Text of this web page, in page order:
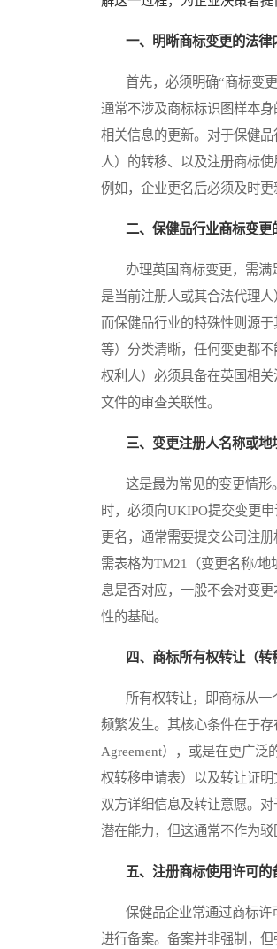
一、明晰商标变更的法律
首先，必须明确“商标变更
通常不涉及商标标识图样本
相关信息的更新。对于保健
人）的转移、以及注册商标
例如，企业更名后必须及时
二、保健品行业商标变
办理英国商标变更，需满
是当前注册人或其合法代理
而保健品行业的特殊性则源
等）分类清晰，任何变更都
权利人）必须具备在英国相
文件的审查关联性。
三、变更注册人名称或地
这是最为常见的变更情形
时，必须向UKIPO提交变更
更名，通常需要提交公司注
需表格为TM21（变更名称/
息是否对应，一般不会对变
性的基础。
四、商标所有权转让（
所有权转让，即商标从一
频繁发生。其核心条件在于
Agreement），或是在更广
权转移申请表）以及转让证
双方详细信息及转让意愿。
潜在能力，但这通常不作为
五、注册商标使用许可的
保健品企业常通过商标许
进行备案。备案并非强制，